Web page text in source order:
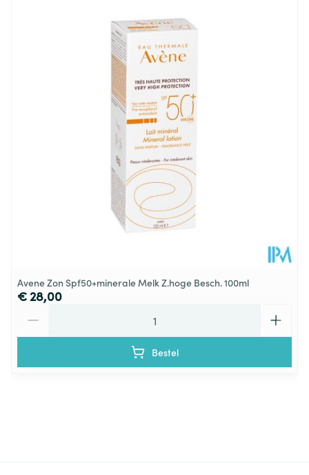
82 mm
50
Kamertemperatuur (15°C - 25°C)
Avene Zon Spf50+minerale Melk Z.hoge Besch. 100ml
€ 28,00
Bestel